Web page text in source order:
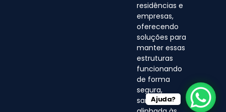
residências e
empresas,
oferecendo
soluções para
manter essas
estruturas
funcionando
de forma
segura,
sanitária e
Ajuda?